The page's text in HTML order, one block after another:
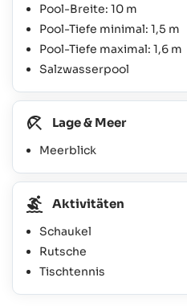
Pool-Breite: 10 m
Pool-Tiefe minimal: 1,5 m
Pool-Tiefe maximal: 1,6 m
Salzwasserpool
Lage & Meer
Meerblick
Aktivitäten
Schaukel
Rutsche
Tischtennis